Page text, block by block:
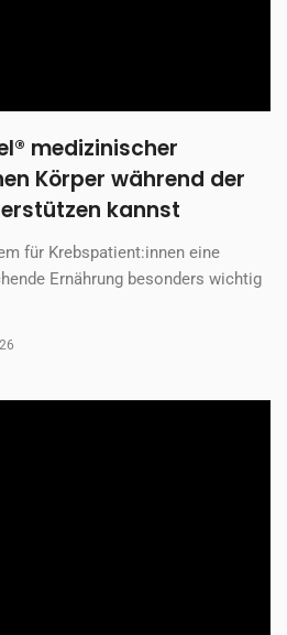
medizinischer
Körper während der
kannst
für Krebspatient:innen eine
Ernährung besonders wichtig